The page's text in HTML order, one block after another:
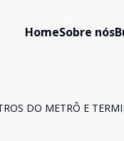
HomeSobre nós
DO METRÔ E